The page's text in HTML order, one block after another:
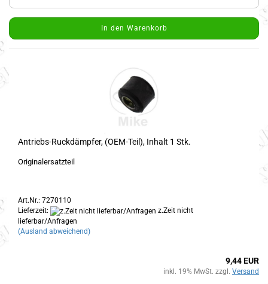
In den Warenkorb
Antriebs-Ruckdämpfer, (OEM-Teil), Inhalt 1 Stk.
Originalersatzteil
Art.Nr.: 7270110
Lieferzeit:
z.Zeit nicht
lieferbar/Anfragen
(Ausland abweichend)
9,44 EUR
inkl. 19% MwSt. zzgl. Versand